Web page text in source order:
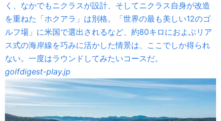
く、なかでもニクラスが設計、そしてニクラス自身が改造
を重ねた「ホクアラ」は別格。「世界の最も美しい12のゴ
ルフ場」に米国で選出されるなど、約80キロにおよぶリア
ス式の海岸線を巧みに活かした情景は、ここでしか得られ
ない。一度はラウンドしてみたいコースだ。
golfdigest-play.jp